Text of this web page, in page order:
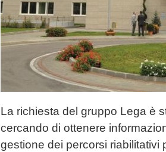
La richiesta del gruppo Lega è
cercando di ottenere
gestione dei percorsi riabilitativi